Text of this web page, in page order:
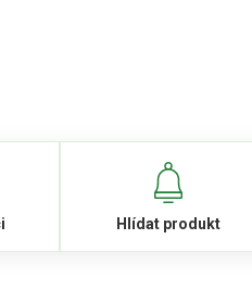
Hlídat produkt